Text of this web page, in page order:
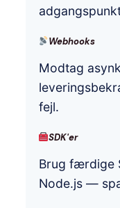
Webhooks
Modtag
fejl.
SDK'er
Brug færdige
Node.js —